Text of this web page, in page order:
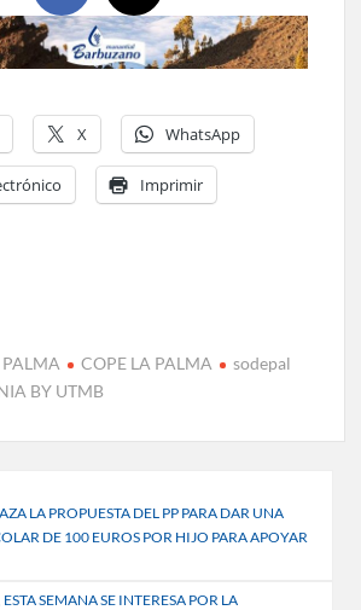
X WhatsApp
Imprimir
COPE LA PALMA
sodepal
BY UTMB
LA PROPUESTA DEL PP PARA DAR UNA
DE 100 EUROS POR HIJO PARA APOYAR
SEMANA SE INTERESA POR LA